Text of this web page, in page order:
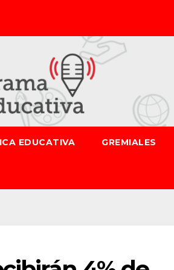
EDUCATIVA GREMIALES